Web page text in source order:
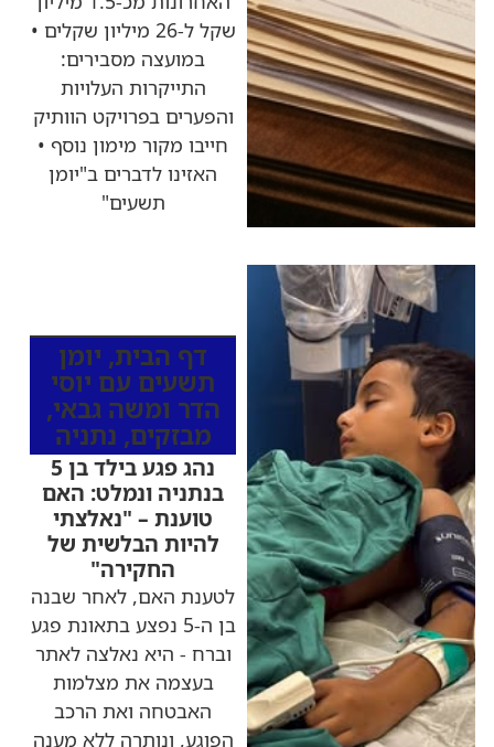
שקל ל-26 מיליון שקלים •
במועצה מסבירים:
התייקרות העלויות
והפערים בפרויקט הוותיק
חייבו מקור מימון נוסף •
האזינו לדברים ב"יומן
תשעים"
דף הבית, יומן
תשעים עם יוסי
הדר ומשה גבאי,
מבזקים, נתניה
נהג פגע בילד בן 5
בנתניה ונמלט: האם
טוענת – "נאלצתי
להיות הבלשית של
החקירה"
לטענת האם, לאחר שבנה
בן ה-5 נפצע בתאונת פגע
וברח - היא נאלצה לאתר
בעצמה את מצלמות
האבטחה ואת הרכב
הפוגע, ונותרה ללא מענה